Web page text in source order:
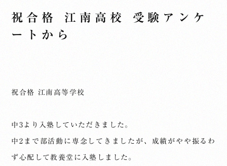
祝合格 江南高校 受験アンケ
ートから
祝合格 江南高等学校
中3より入塾していただきました。
中2まで部活動に専念してきましたが、成績がやや振るわ
ず心配して教養堂に入塾しました。